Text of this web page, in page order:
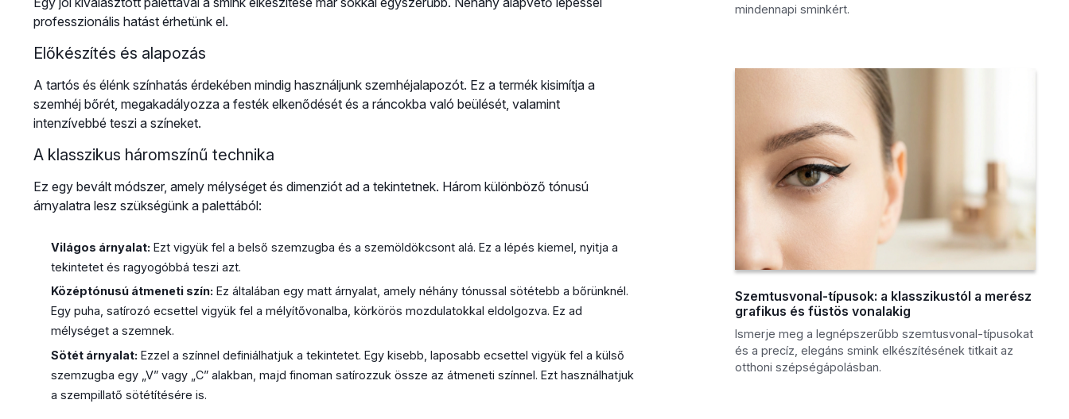
professzionális hatást érhetünk el.
Előkészítés és alapozás
A tartós és élénk színhatás érdekében mindig használjunk szemhéjalapozót. Ez a termék kisimítja a
szemhéj bőrét, megakadályozza a festék elkenődését és a ráncokba való beülését, valamint
intenzívebbé teszi a színeket.
A klasszikus háromszínű technika
Ez egy bevált módszer, amely mélységet és dimenziót ad a tekintetnek. Három különböző tónusú
árnyalatra lesz szükségünk a palettából:
Világos árnyalat: Ezt vigyük fel a belső szemzugba és a szemöldökcsont alá. Ez a lépés kiemel, nyitja a
tekintetet és ragyogóbbá teszi azt.
Középtónusú átmeneti szín: Ez általában egy matt árnyalat, amely néhány tónussal sötétebb a bőrünknél.
Egy puha, satírozó ecsettel vigyük fel a mélyítővonalba, körkörös mozdulatokkal eldolgozva. Ez ad
mélységet a szemnek.
Sötét árnyalat: Ezzel a színnel definiálhatjuk a tekintetet. Egy kisebb, laposabb ecsettel vigyük fel a külső
szemzugba egy „V” vagy „C” alakban, majd finoman satírozzuk össze az átmeneti színnel. Ezt használhatjuk
a szempillatő sötétítésére is.
mindennapi sminkért.
Szemtusvonal-típusok: a klasszikustól a merész
grafikus és füstös vonalakig
Ismerje meg a legnépszerűbb szemtusvonal-típusokat
és a precíz, elegáns smink elkészítésének titkait az
otthoni szépségápolásban.